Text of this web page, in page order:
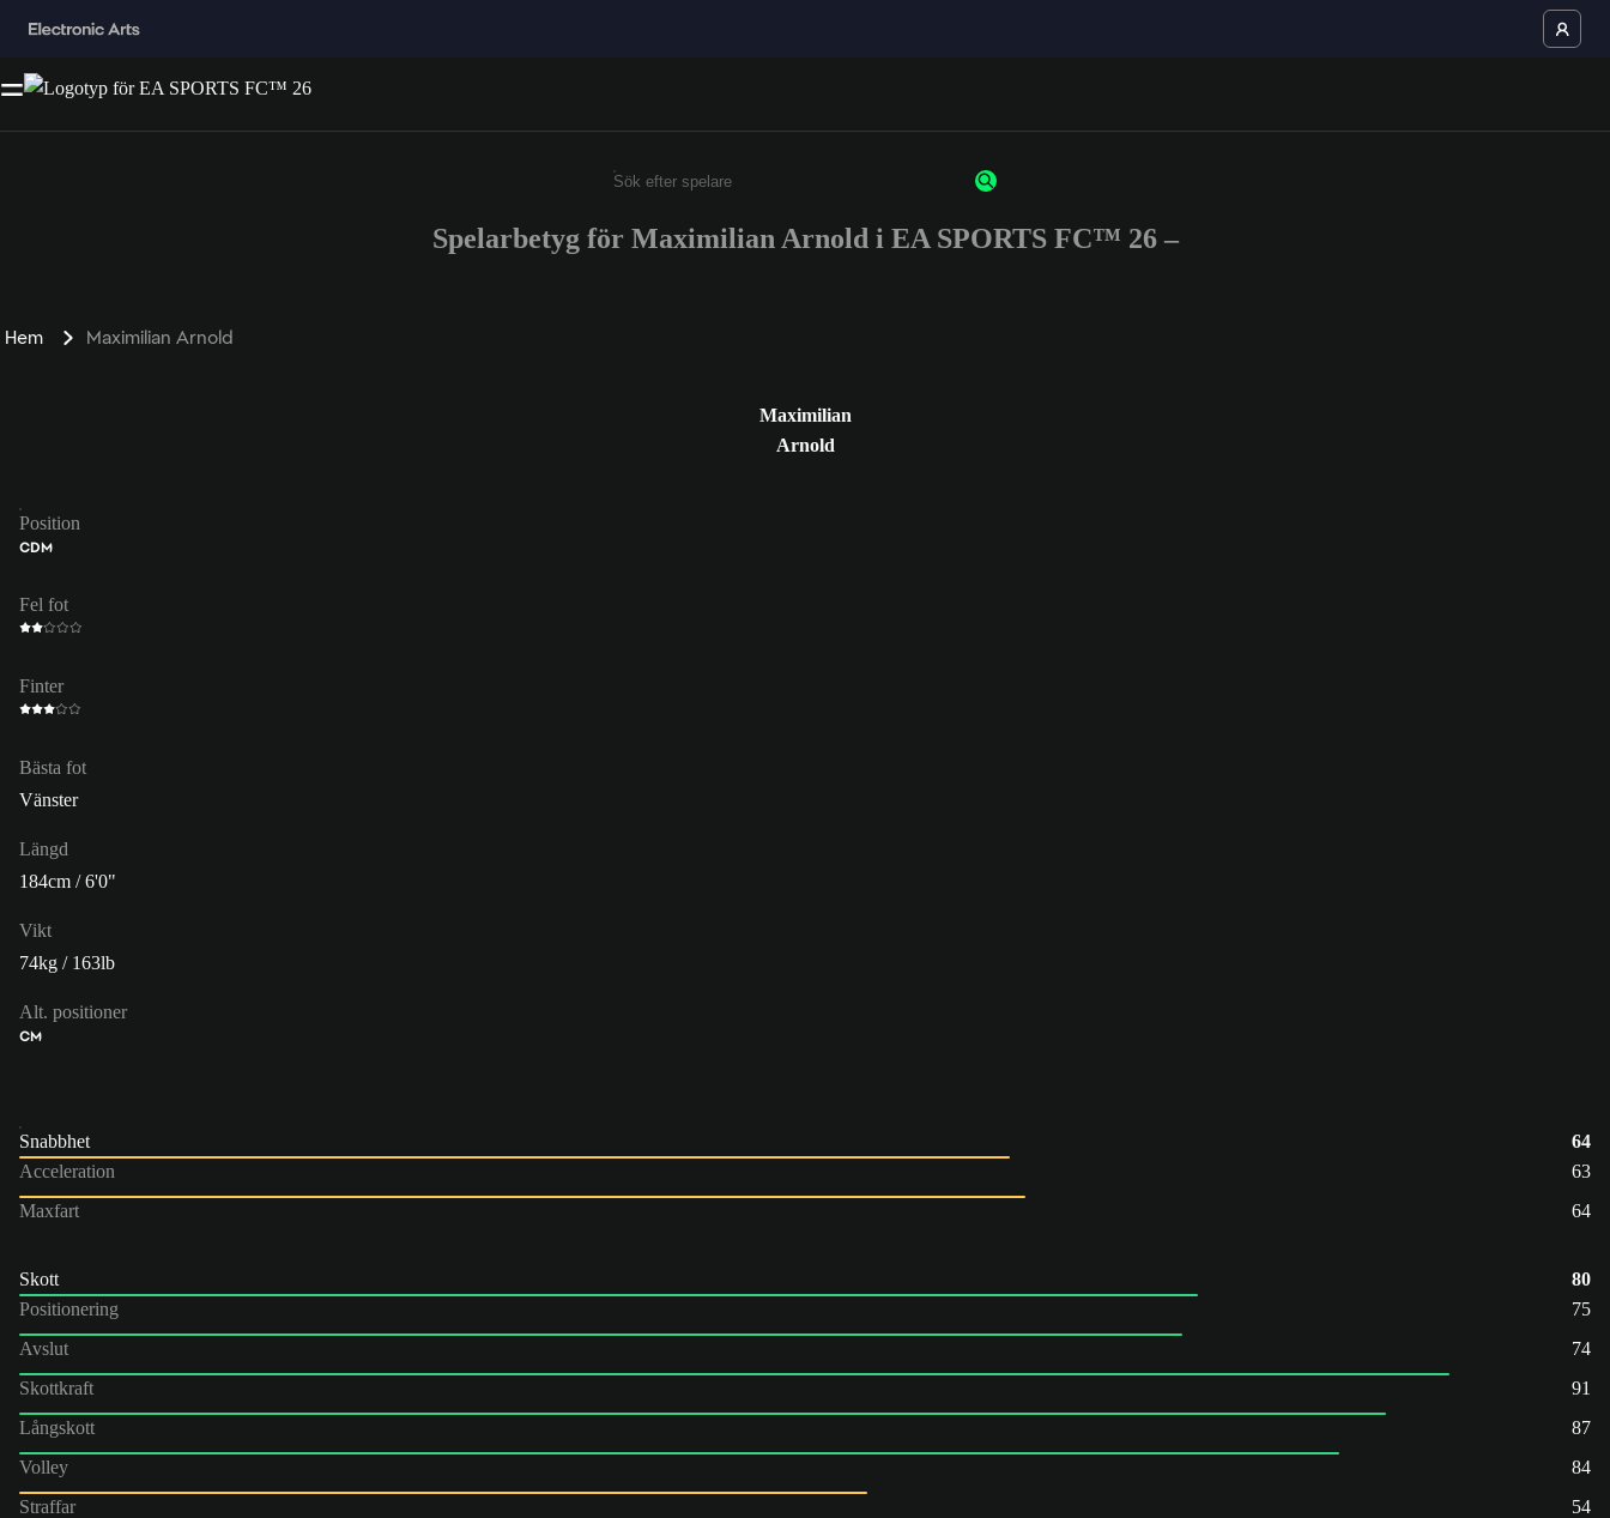
Ange minst 3 tecken eller siffror
Spelarbetyg för Maximilian Arnold i EA SPORTS FC™ 26 –
Hem Maximilian Arnold
Maximilian
Arnold
Position
CDM
Fel fot
Finter
Bästa fot
Vänster
Längd
184cm / 6'0"
Vikt
74kg / 163lb
Alt. positioner
CM
Snabbhet
64
Acceleration
63
Maxfart
64
Skott
80
Positionering
75
Avslut
74
Skottkraft
91
Långskott
87
Volley
84
Straffar
54